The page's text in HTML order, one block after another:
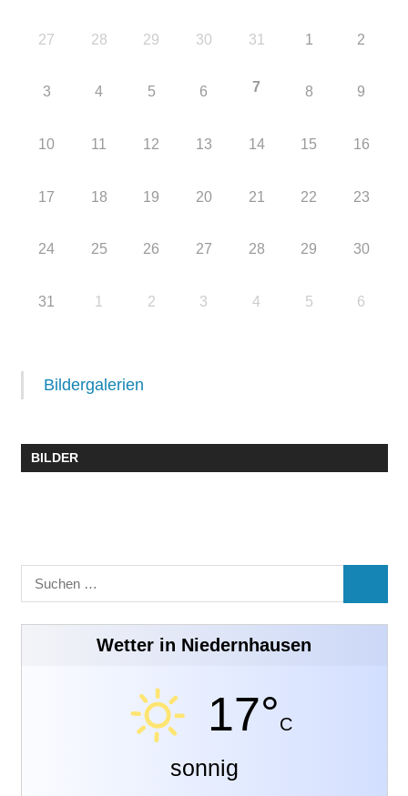
27 28 29 30 31 1 2
3 4 5 6 7 8 9
10 11 12 13 14 15 16
17 18 19 20 21 22 23
24 25 26 27 28 29 30
31 1 2 3 4 5 6
Bildergalerien
BILDER
Suchen
nach:
Wetter in Niedernhausen
17°C
sonnig